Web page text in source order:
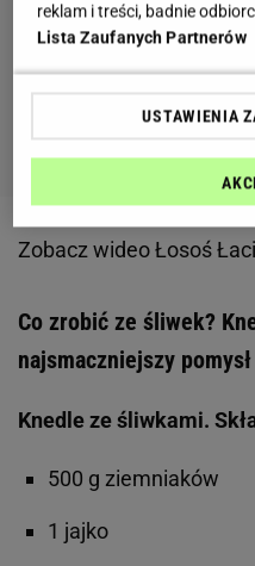
Zobacz wideoŁosoś
Co zrobić ze śliwek?
najsmaczniejszy
Knedle ze śliwkami.
500 g ziemniaków
1 jajko
reklam i treści, badnie
Lista Zaufanych Partnerów
USTAWIENIA